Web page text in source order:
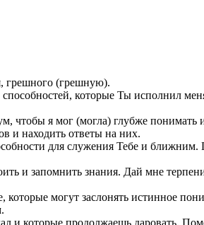
грешного (грешную).
которые Ты исполнил
чтобы я мог (могла) глубже
и находить ответы на них.
для служения Тебе и
и запомнить знания. Дай мне
которые могут заслонять истинное
и которые продолжаешь даровать.